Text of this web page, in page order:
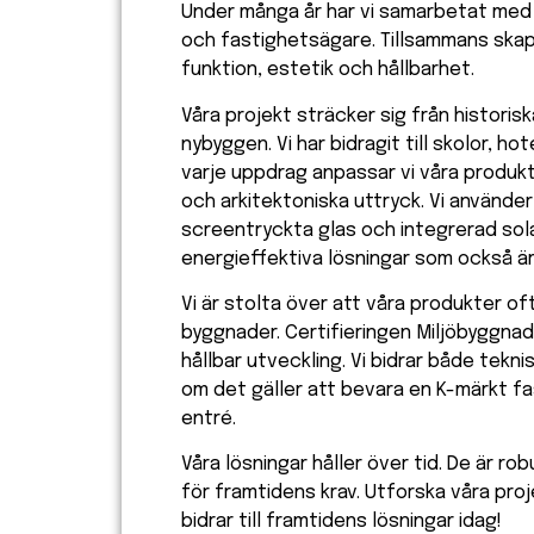
Under många år har vi samarbetat
och fastighetsägare. Tillsammans
funktion, estetik och hållbarhet.
Våra projekt sträcker sig från
nybyggen. Vi har bidragit till skolor,
varje uppdrag anpassar vi våra
och arkitektoniska uttryck. Vi
screentryckta glas och integrerad
energieffektiva lösningar som också
Vi är stolta över att våra produkter
byggnader. Certifieringen
hållbar utveckling. Vi bidrar både
om det gäller att bevara en K-märkt
entré.
Våra lösningar håller över tid. De är
för framtidens krav. Utforska våra
bidrar till framtidens lösningar idag!